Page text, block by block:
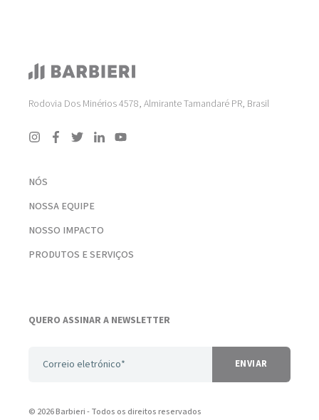
Rodovia Dos Minérios 4578, Almirante Tamandaré PR, Brasil
NÓS
NOSSA EQUIPE
NOSSO IMPACTO
PRODUTOS E SERVIÇOS
QUERO ASSINAR A NEWSLETTER
© 2026 Barbieri - Todos os direitos reservados